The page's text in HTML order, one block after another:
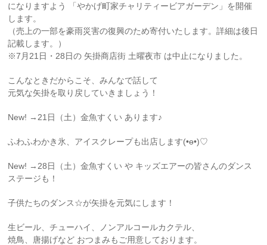
になりますよう 「やかげ町家チャリティービアガーデン」を開催
します。
（売上の一部を豪雨災害の復興のため寄付いたします。詳細は後日
記載します。）
※7月21日・28日の 矢掛商店街 土曜夜市 は中止になりました。
こんなときだからこそ、みんなで話して
元気な矢掛を取り戻していきましょう！
New! →21日（土）金魚すくい あります♪
ふわふわかき氷、アイスクレープも出店します(•ө•)♡
New! →28日（土）金魚すくい や キッズエアーの皆さんのダンス
ステージも！
子供たちのダンス☆が矢掛を元気にします！
生ビール、チューハイ、ノンアルコールカクテル、
焼鳥、唐揚げなど おつまみもご用意しております。